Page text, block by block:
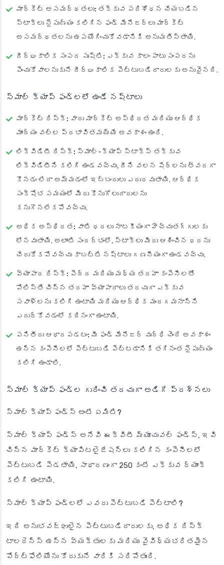
మార్కెట్ అసమర్థతలు: తక్కువ పరిశోధన చేయబడిన
స్టాక్‌లు నైపుణ్యం కలిగిన ఫండ్ మేనేజర్‌లు మార్కెట్
అసమర్థతలను ఉపయోగించుకోవడానికి అనుమతిస్తాయి.
దీర్ఘకాలిక సంపద సృష్టి: ఎక్కువ కాలం పాటు సంపదను
పెంచుకోవాలనుకునే దీర్ఘకాలిక పెట్టుబడిదారులకు అనువైనది.
స్మాల్ క్యాప్ ఫండ్లలో ఉండే నష్టాలు
మార్కెట్ రిస్క్: వారు మార్కెట్ అస్థిరత మరియు ఆర్థిక
మాంద్యం వల్ల ప్రభావితమయ్యే అవకాశం ఉంది.
లిక్విడిటీ రిస్క్: స్మాల్-క్యాప్ స్టాక్స్ తక్కువ
లిక్విడిటీని కలిగి ఉండవచ్చు, దీని వలన షేర్లను త్వరగా
కొనడం లేదా అమ్మడంలో ఇబ్బందులు ఎదురవుతాయి. ఆర్థిక
సంక్షోభ సమయంలో మీరు కొనుగోలుదారులను
కనుగొనలేకపోవచ్చు.
అధిక అస్థిరత: వాటి ధరలు నాటకీయంగా హెచ్చుతగ్గులకు
లోనవుతాయి. అలాంటి సందర్భంలో, స్టాక్‌లు మీరు ఆశించిన ధరను
చేరుకోకపోవచ్చు కాబట్టి నష్టాలు గణనీయంగా ఉండవచ్చు.
వ్యాపార రిస్క్: పెద్ద మరియు మధ్య తరహా కంపెనీలతో
పోలిస్తే చిన్న తరహా వ్యాపారాలు తరచుగా ఎక్కువ
సవాళ్లను కలిగి ఉంటాయి మరియు ఆర్థిక మందగమనాన్ని
ఎదుర్కోవడంలో కఠినంగా ఉంటాయి.
పనితీరు ఆధారపడటం: మీ ఫండ్ మేనేజర్ వృద్ధి చెందే అవకాశం
ఉన్న కంపెనీలలో పెట్టుబడి పెట్టడానికి తగినంత నైపుణ్యం
కలిగి ఉండాలి.
స్మాల్ క్యాప్ ఫండ్ల గురించి తరచుగా అడిగే ప్రశ్నలు
స్మాల్ క్యాప్ ఫండ్స్ అంటే ఏమిటి?
స్మాల్ క్యాప్ ఫండ్స్ అనేవి ఈక్విటీ మ్యూచువల్ ఫండ్స్, ఇవి
చిన్న మార్కెట్ క్యాపిటలైజేషన్లు కలిగిన కంపెనీలలో
పెట్టుబడి పెడతాయి, సాధారణంగా 250 కంటే ఎక్కువ ర్యాంక్
కలిగి ఉంటాయి.
స్మాల్ క్యాప్ ఫండ్లలో ఎవరు పెట్టుబడి పెట్టాలి?
ఇది అనుభవజ్ఞులైన పెట్టుబడిదారులకు, అధిక రిస్క్
టాలరెన్స్ ఉన్న వ్యక్తులకు మరియు వైవిధ్యభరితమైన
పోర్ట్‌ఫోలియోను కోరుకునే వారికి సరిపోతుంది.